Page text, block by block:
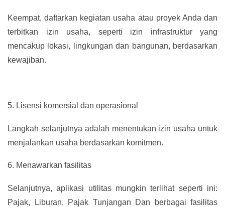
Keempat, daftarkan kegiatan usaha atau proyek Anda dan
terbitkan izin usaha, seperti izin infrastruktur yang
mencakup lokasi, lingkungan dan bangunan, berdasarkan
kewajiban.
5. Lisensi komersial dan operasional
Langkah selanjutnya adalah menentukan izin usaha untuk
menjalankan usaha berdasarkan komitmen.
6. Menawarkan fasilitas
Selanjutnya, aplikasi utilitas mungkin terlihat seperti ini:
Pajak, Liburan, Pajak Tunjangan Dan berbagai fasilitas